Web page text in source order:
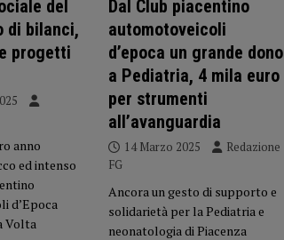
del
di bilanci,
progetti
anno
ed intenso
d’Epoca
Volta
Dal Club piacentino
automotoveicoli
d’epoca un grande dono
a Pediatria, 4 mila euro
per strumenti
all’avanguardia
14 Marzo 2025
Redazione
FG
Ancora un gesto di supporto e
solidarietà per la Pediatria e
neonatologia di Piacenza